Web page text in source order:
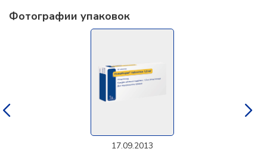
Фотографии упаковок
17.09.2013